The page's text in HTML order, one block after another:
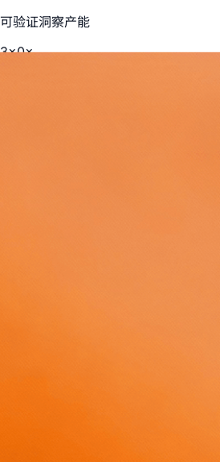
可验证洞察产能
3×0×